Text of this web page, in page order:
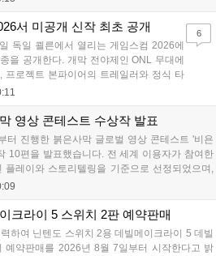
를 활용해 게임의 독창적인 재미를 알릴 계획이
서 미공개 신작 최초 공개
독일 쾰른에서 열리는 게임스컴 2026에
을 공개한다. 개막 전야제인 ONL 무대에
프로젝트 본파이어의 트레일러와 정식 타
. 특히 아이온2는 9월 30일 얼리액세스를
미 스튜디오가 개발 중인 길드워3는 B2B
시장 공략에 나선다. 엔씨는 이번 행사를
접점을 확대하고 신작에 대한 기대감을
6
영상 콘테스트 수상작 발표
터 진행한 붉은사막 글로벌 영상 콘테스트 '비욘
10편을 발표했습니다. 전 세계 이용자가 참여한
플레이와 스토리텔링을 기준으로 선정되었으며,
스 사옥 '홈 원' 초청 혜택과 기념 주화 및 굿즈가
은 액션 어드벤처 게임으로 기대를 모으고 있습
크라이 5 스위치 2판 예약판매
하여 닌텐도 스위치 2용 데빌메이크라이 5 데빌
예약판매를 2026년 8월 7일부터 시작한다고 밝